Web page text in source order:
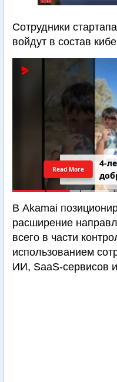
Сотрудники
войдут в состав
4-
Read More
В Akamai
расширение
всего в части
использованием
ИИ, SaaS-сервисов